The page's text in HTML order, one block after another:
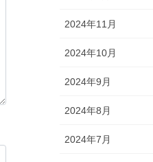
2024年11月
2024年10月
2024年9月
2024年8月
2024年7月